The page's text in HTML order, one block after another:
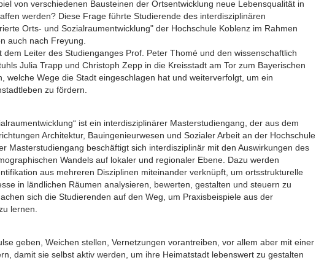
von verschiedenen Bausteinen der Ortsentwicklung neue Lebensqualität in
werden? Diese Frage führte Studierende des interdisziplinären
Orts- und Sozialraumentwicklung" der Hochschule Koblenz im Rahmen
auch nach Freyung.
dem Leiter des Studienganges Prof. Peter Thomé und den wissenschaftlich
Julia Trapp und Christoph Zepp in die Kreisstadt am Tor zum Bayerischen
welche Wege die Stadt eingeschlagen hat und weiterverfolgt, um ein
zu fördern.
ist ein interdisziplinärer Masterstudiengang, der aus dem
Architektur, Bauingenieurwesen und Sozialer Arbeit an der Hochschule
Masterstudiengang beschäftigt sich interdisziplinär mit den Auswirkungen des
Wandels auf lokaler und regionaler Ebene. Dazu werden
aus mehreren Disziplinen miteinander verknüpft, um ortsstrukturelle
in ländlichen Räumen analysieren, bewerten, gestalten und steuern zu
sich die Studierenden auf den Weg, um Praxisbeispiele aus der
lernen.
geben, Weichen stellen, Vernetzungen vorantreiben, vor allem aber mit einer
damit sie selbst aktiv werden, um ihre Heimatstadt lebenswert zu gestalten